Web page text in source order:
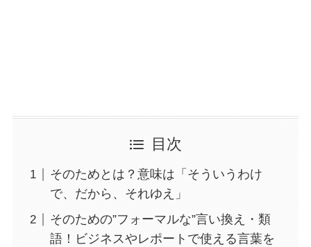
目次
そのためとは？意味は「そういうわけ
で、だから、それゆえ」
そのための”フォーマルな”言い換え・類
語！ビジネスやレポートで使える言葉を